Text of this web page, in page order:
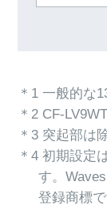
＊1 一般的な
＊2 CF-
＊3 突起部は
＊4 初期設定
す。
登録商標で